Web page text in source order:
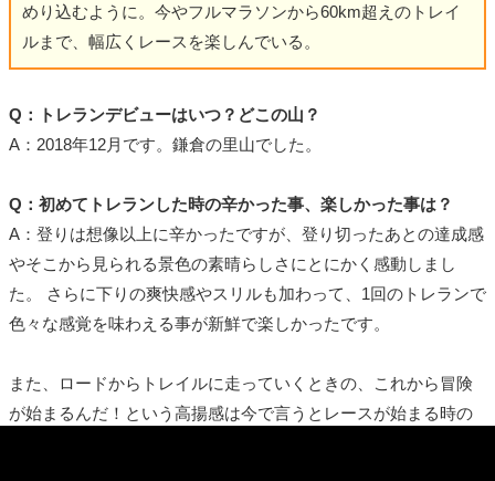
めり込むように。今やフルマラソンから60km超えのトレイ
ルまで、幅広くレースを楽しんでいる。
Q：トレランデビューはいつ？どこの山？
A：2018年12月です。鎌倉の里山でした。
Q：初めてトレランした時の辛かった事、楽しかった事は？
A：登りは想像以上に辛かったですが、登り切ったあとの達成感
やそこから見られる景色の素晴らしさにとにかく感動しまし
た。 さらに下りの爽快感やスリルも加わって、1回のトレランで
色々な感覚を味わえる事が新鮮で楽しかったです。
また、ロードからトレイルに走っていくときの、これから冒険
が始まるんだ！という高揚感は今で言うとレースが始まる時の